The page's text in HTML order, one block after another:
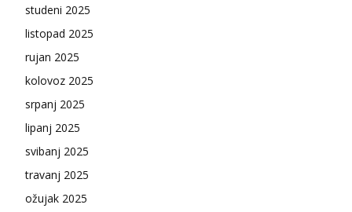
studeni 2025
listopad 2025
rujan 2025
kolovoz 2025
srpanj 2025
lipanj 2025
svibanj 2025
travanj 2025
ožujak 2025